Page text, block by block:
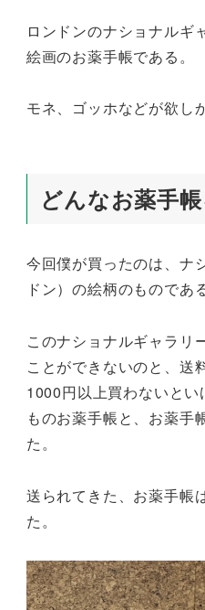
ロンドンのナショナルギ
絵画のお薬手帳である。
モネ、ゴッホなどが欲し
どんなお薬手
今回僕が買ったのは、ナ
ドン）の絵柄のものである
このナショナルギャラリ
ことができないのと、送
1000円以上買わないと
ものお薬手帳と、お薬手
た。
送られてきた、お薬手帳
た。